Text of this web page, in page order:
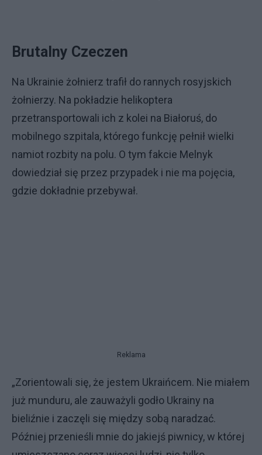
Brutalny Czeczen
Na Ukrainie żołnierz trafił do rannych rosyjskich
żołnierzy. Na pokładzie helikoptera
przetransportowali ich z kolei na Białoruś, do
mobilnego szpitala, którego funkcję pełnił wielki
namiot rozbity na polu. O tym fakcie Melnyk
dowiedział się przez przypadek i nie ma pojęcia,
gdzie dokładnie przebywał.
Reklama
„Zorientowali się, że jestem Ukraińcem. Nie miałem
już munduru, ale zauważyli godło Ukrainy na
bieliźnie i zaczęli się między sobą naradzać.
Później przenieśli mnie do jakiejś piwnicy, w której